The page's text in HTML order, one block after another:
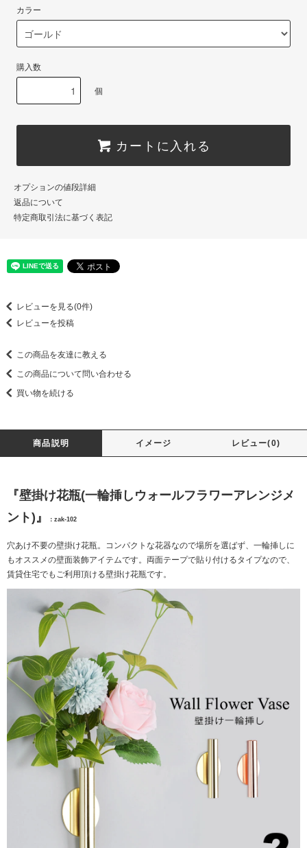
カラー
購入数
個
カートに入れる
オプションの値段詳細
返品について
特定商取引法に基づく表記
レビューを見る(0件)
レビューを投稿
この商品を友達に教える
この商品について問い合わせる
買い物を続ける
商品説明 イメージ レビュー(0)
『壁掛け花瓶(一輪挿しウォールフラワーアレンジメ
ント)』
：zak-102
穴あけ不要の壁掛け花瓶。コンパクトな花器なので場所を選ばず、一輪挿しに
もオススメの壁面装飾アイテムです。両面テープで貼り付けるタイプなので、
賃貸住宅でもご利用頂ける壁掛け花瓶です。